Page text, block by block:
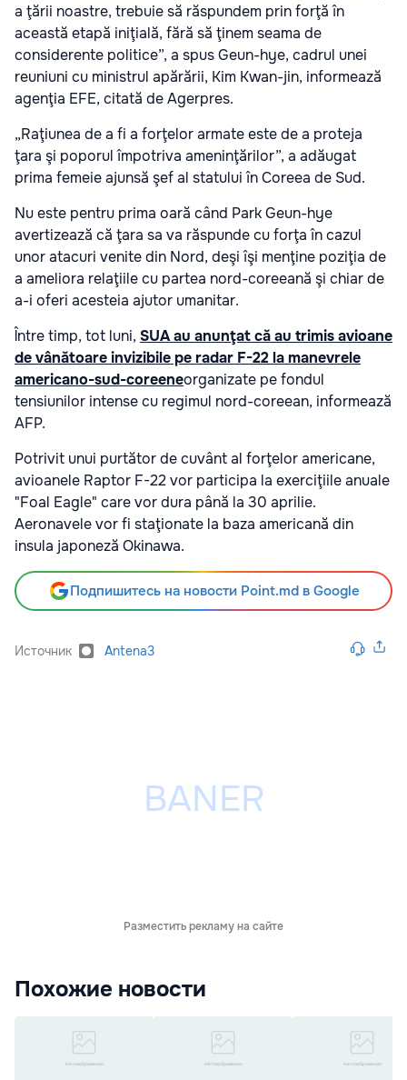
a ţării noastre, trebuie să răspundem prin forţă în
această etapă iniţială, fără să ţinem seama de
considerente politice”, a spus Geun-hye, cadrul unei
reuniuni cu ministrul apărării, Kim Kwan-jin, informează
agenţia EFE, citată de Agerpres.
„Raţiunea de a fi a forţelor armate este de a proteja
ţara şi poporul împotriva ameninţărilor”, a adăugat
prima femeie ajunsă şef al statului în Coreea de Sud.
Nu este pentru prima oară când Park Geun-hye
avertizează că ţara sa va răspunde cu forţa în cazul
unor atacuri venite din Nord, deşi îşi menţine poziţia de
a ameliora relaţiile cu partea nord-coreeană şi chiar de
a-i oferi acesteia ajutor umanitar.
Între timp, tot luni, SUA au anunţat că au trimis avioane
de vânătoare invizibile pe radar F-22 la manevrele
americano-sud-coreeneorganizate pe fondul
tensiunilor intense cu regimul nord-coreean, informează
AFP.
Potrivit unui purtător de cuvânt al forţelor americane,
avioanele Raptor F-22 vor participa la exerciţiile anuale
"Foal Eagle" care vor dura până la 30 aprilie.
Aeronavele vor fi staţionate la baza americană din
insula japoneză Okinawa.
Подпишитесь на новости Point.md в Google
Источник Antena3
Разместить рекламу на сайте
Похожие новости